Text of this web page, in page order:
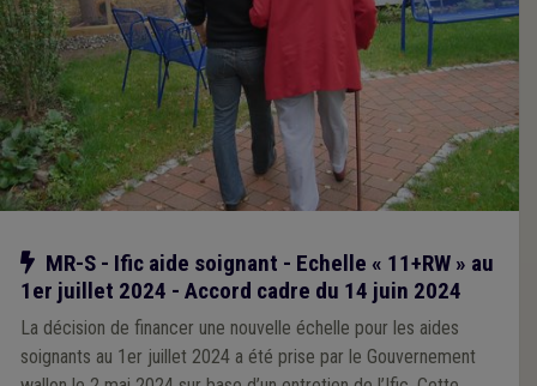
Notre action
MR-S - Ific aide soignant - Echelle « 11+RW » au
1er juillet 2024 - Accord cadre du 14 juin 2024
La décision de financer une nouvelle échelle pour les aides
soignants au 1er juillet 2024 a été prise par le Gouvernement